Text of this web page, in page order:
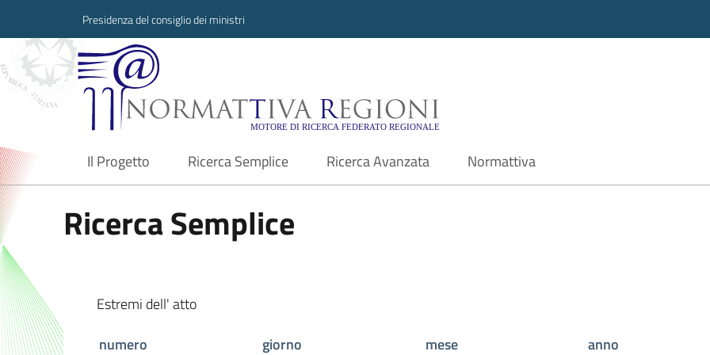
Presidenza del consiglio dei ministri
Normattiva Regioni - Motore di ricerca
Il Progetto
current Ricerca Semplice Ricerca Avanzata Normattiva
Ricerca Semplice
Estremi dell' atto
numero
giorno mese
anno